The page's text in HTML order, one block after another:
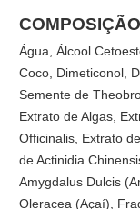
COMPOSIÇÃO
Água, Álcool
Coco, Dimeticonol,
Semente de
Extrato de Algas,
Officinalis, Extrato
de Actinidia
Amygdalus Dulcis
Oleracea (Açaí),